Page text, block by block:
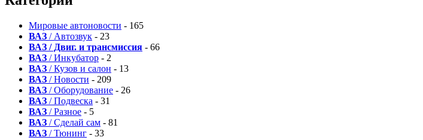
Мировые автоновости - 165
ВАЗ / Автозвук - 23
ВАЗ / Двиг. и трансмиссия - 66
ВАЗ / Инкубатор - 2
ВАЗ / Кузов и салон - 13
ВАЗ / Новости - 209
ВАЗ / Оборудование - 26
ВАЗ / Подвеска - 31
ВАЗ / Разное - 5
ВАЗ / Сделай сам - 81
ВАЗ / Тюнинг - 33